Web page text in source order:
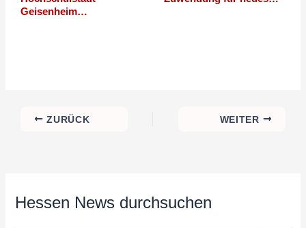
Geisenheim…
ZURÜCK WEITER
Hessen News durchsuchen